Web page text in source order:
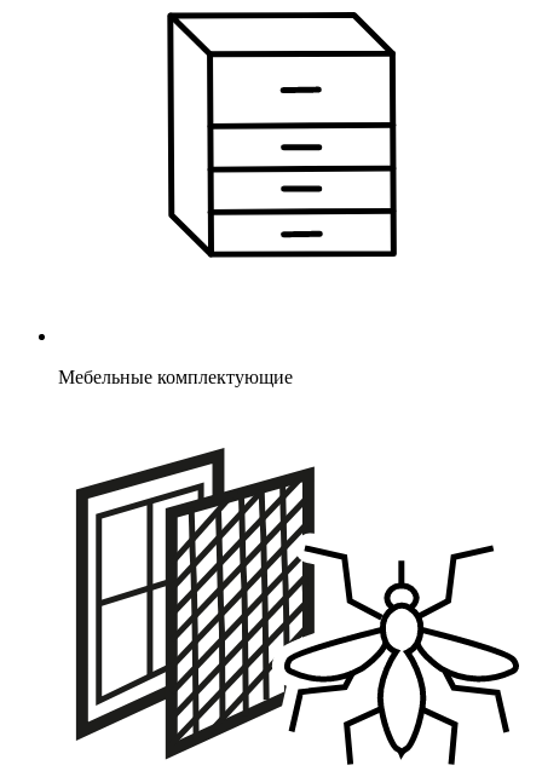
Мебельные комплектующие